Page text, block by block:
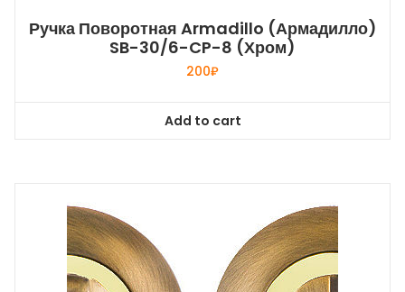
Ручка Поворотная Armadillo (Армадилло)
SB-30/6-CP-8 (хром)
200₽
Add to cart